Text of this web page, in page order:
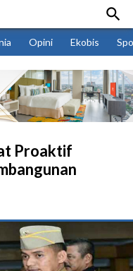

Opini Ekobis
Proaktif